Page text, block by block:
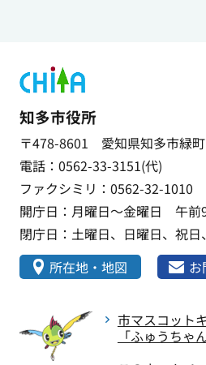
知多市役所
〒478-8601 愛知県知多市緑
電話：0562-33-3151(代)
ファクシミリ：0562-32-1010
開庁日：月曜日～金曜日 午前
閉庁日：土曜日、日曜日、祝
所在地・地図
お
市マスコット
「ふゅうちゃん